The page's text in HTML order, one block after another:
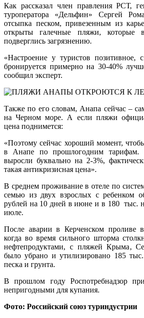
Как рассказал член правления РСТ,
туроператора «Дельфин» Сергей
отсыпка песком, привезенным из
открыты галечные пляжи, которые
подверглись загрязнению.
«Настроение у туристов позитивное,
бронируется примерно на 30-40%
сообщил эксперт.
Также по его словам, Анапа сейчас –
на Черном море. А если пляжи
цена поднимется:
«Поэтому сейчас хороший момент,
в Анапе по прошлогодним тарифам.
выросли буквально на 2-3%,
такая антикризисная цена».
В среднем проживание в отеле по
семью из двух взрослых с ребенком
рублей на 10 дней в июне и в 180 тыс.
июле.
После аварии в Керченском проливе
когда во время сильного шторма
нефтепродуктами, с пляжей Крыма,
было убрано и утилизировано 185 тыс.
песка и грунта.
В прошлом году Роспотребнадзор
непригодными для купания.
Фото: Российский союз туриндустрии